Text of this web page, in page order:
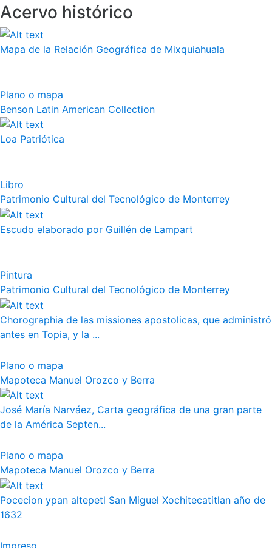
Acervo histórico
Mapa de la Relación Geográfica de Mixquiahuala
Plano o mapa
Benson Latin American Collection
Loa Patriótica
Libro
Patrimonio Cultural del Tecnológico de Monterrey
Escudo elaborado por Guillén de Lampart
Pintura
Patrimonio Cultural del Tecnológico de Monterrey
Chorographia de las missiones apostolicas, que administró
antes en Topia, y la ...
Plano o mapa
Mapoteca Manuel Orozco y Berra
José María Narváez, Carta geográfica de una gran parte
de la América Septen...
Plano o mapa
Mapoteca Manuel Orozco y Berra
Pocecion ypan altepetl San Miguel Xochitecatitlan año de
1632
Impreso